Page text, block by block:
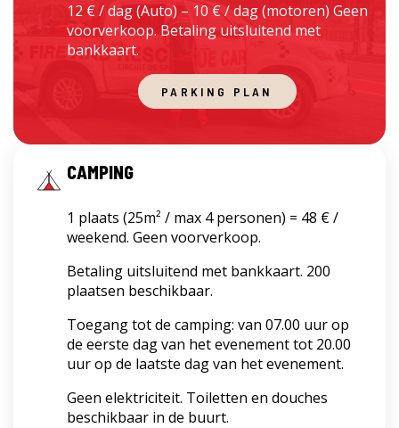
12 € / dag (Auto) – 10 € / dag (motoren) Geen
voorverkoop. Betaling uitsluitend met
bankkaart.
PARKING PLAN
CAMPING
1 plaats (25m² / max 4 personen) = 48 € /
weekend. Geen voorverkoop.
Betaling uitsluitend met bankkaart. 200
plaatsen beschikbaar.
Toegang tot de camping: van 07.00 uur op
de eerste dag van het evenement tot 20.00
uur op de laatste dag van het evenement.
Geen elektriciteit. Toiletten en douches
beschikbaar in de buurt.